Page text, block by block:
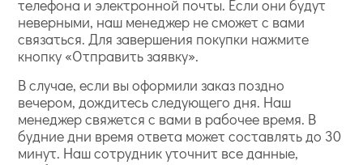
телефона и электронной почты. Если они будут
неверными, наш менеджер не сможет с вами
связаться. Для завершения покупки нажмите
кнопку «Отправить заявку».
В случае, если вы оформили заказ поздно
вечером, дождитесь следующего дня. Наш
менеджер свяжется с вами в рабочее время. В
будние дни время ответа может составлять до 30
минут. Наш сотрудник уточнит все данные,